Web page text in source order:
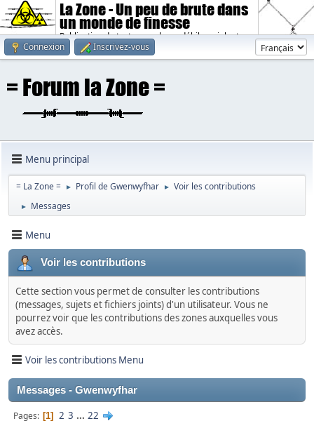
La Zone - Un peu de brute dans
un monde de finesse
Publication de textes sombres, débiles, violents.
Connexion
Inscrivez-vous
Menu principal
= La Zone = ► Profil de Gwenwyfhar ► Voir les contributions
► Messages
Menu
Voir les contributions
Cette section vous permet de consulter les contributions
(messages, sujets et fichiers joints) d'un utilisateur. Vous ne
pourrez voir que les contributions des zones auxquelles vous
avez accès.
Voir les contributions Menu
Messages - Gwenwyfhar
Pages 1 2 3 ... 22